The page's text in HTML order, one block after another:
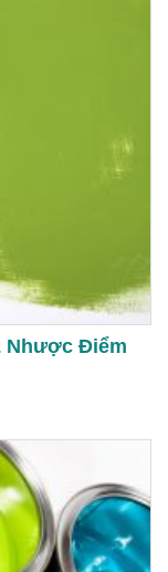
Nhược Điểm